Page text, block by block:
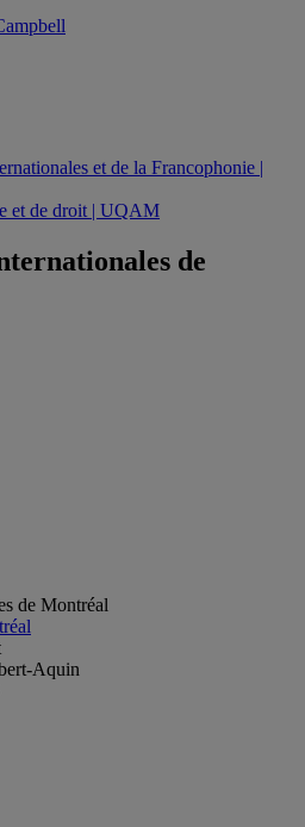
de
de Montréal
Aquin